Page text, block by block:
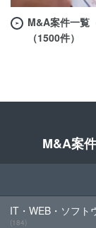
M&A案件一覧
（1500件）
M&A案
IT・WEB・ソフト
(184)